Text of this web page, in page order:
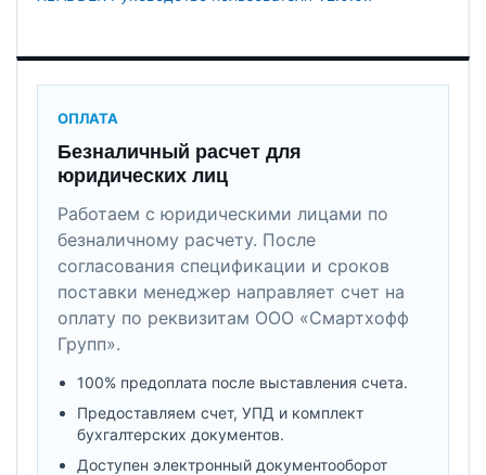
ОПЛАТА
Безналичный расчет для
юридических лиц
Работаем с юридическими лицами по
безналичному расчету. После
согласования спецификации и сроков
поставки менеджер направляет счет на
оплату по реквизитам ООО «Смартхофф
Групп».
100% предоплата после выставления счета.
Предоставляем счет, УПД и комплект
бухгалтерских документов.
Доступен электронный документооборот